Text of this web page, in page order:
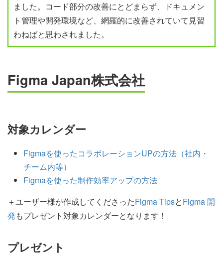
ました。コード部分の改善にとどまらず、ドキュメン
ト管理や開発環境など、網羅的に改善されていて見習
わねばと思わされました。
Figma Japan株式会社
対象カレンダー
Figmaを使ったコラボレーションUPの方法（社内・
チーム内等）
Figmaを使った制作効率アップの方法
＋ユーザー様が作成してくださったFigma TipsとFigma 開
発もプレゼント対象カレンダーとなります！
プレゼント